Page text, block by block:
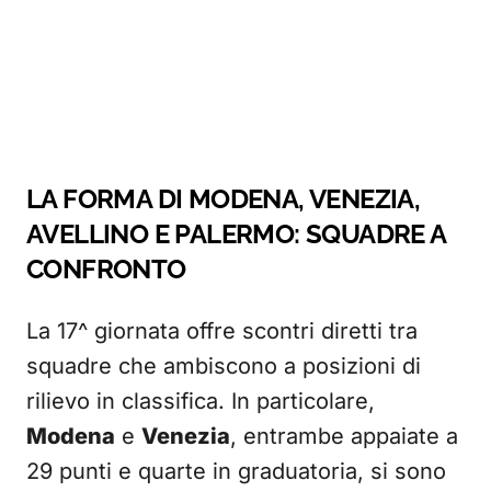
LA FORMA DI MODENA, VENEZIA,
AVELLINO E PALERMO: SQUADRE A
CONFRONTO
La 17^ giornata offre scontri diretti tra
squadre che ambiscono a posizioni di
rilievo in classifica. In particolare,
Modena e Venezia, entrambe appaiate a
29 punti e quarte in graduatoria, si sono